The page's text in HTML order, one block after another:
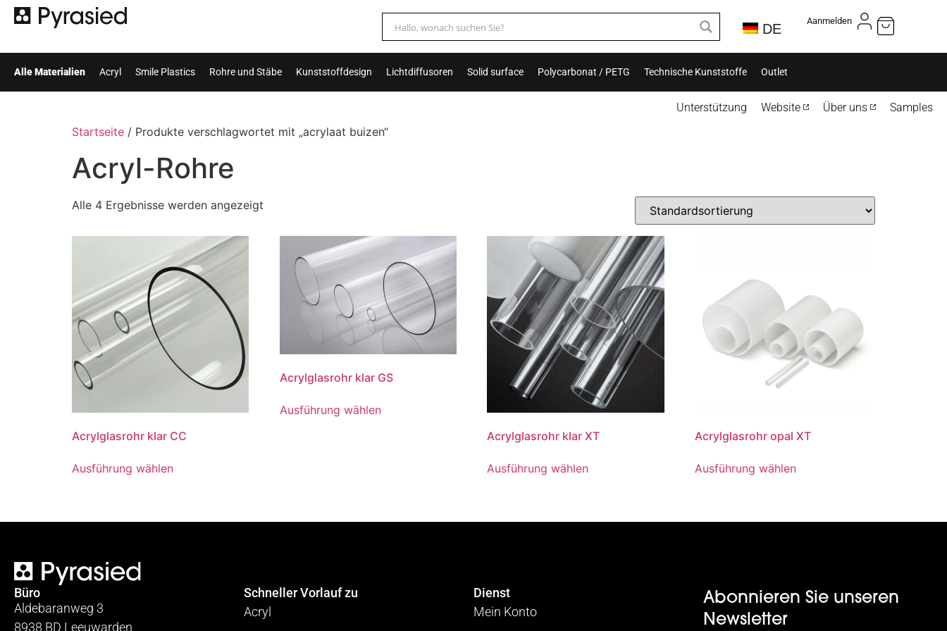
DE
Aanmelden
Alle Materialien Acryl Smile Plastics Rohre und Stäbe Kunststoffdesign Lichtdiffusoren Solid surface Polycarbonat / PETG Technische Kunststoffe Outlet
Unterstützung Website Über uns Samples
Startseite / Produkte verschlagwortet mit „acrylaat buizen“
Acryl-Rohre
Alle 4 Ergebnisse werden angezeigt
Acrylglasrohr klar CC
Ausführung wählen
Acrylglasrohr klar GS
Ausführung wählen
Acrylglasrohr klar XT
Ausführung wählen
Acrylglasrohr opal XT
Ausführung wählen
Büro
Aldebaranweg 3
8938 BD Leeuwarden
Schneller Vorlauf zu
Acryl
Dienst
Mein Konto
Abonnieren Sie unseren
Newsletter